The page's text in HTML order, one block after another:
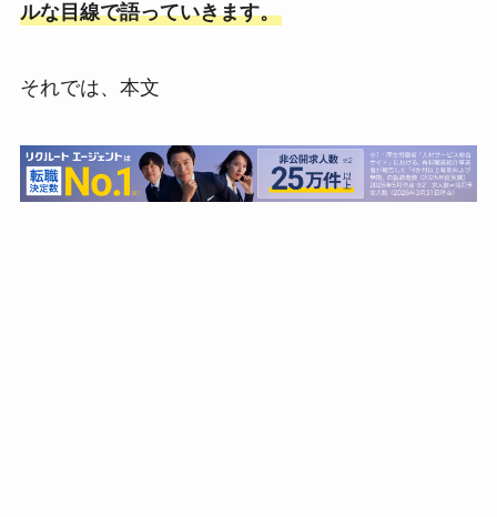
ルな目線で語っていきます。
それでは、本文